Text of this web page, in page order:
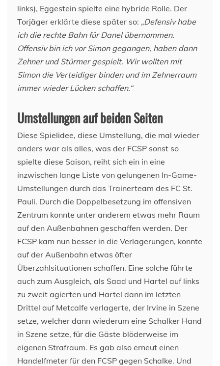
links), Eggestein spielte eine hybride Rolle. Der
Torjäger erklärte diese später so: „Defensiv habe
ich die rechte Bahn für Danel übernommen.
Offensiv bin ich vor Simon gegangen, haben dann
Zehner und Stürmer gespielt. Wir wollten mit
Simon die Verteidiger binden und im Zehnerraum
immer wieder Lücken schaffen.“
Umstellungen auf beiden Seiten
Diese Spielidee, diese Umstellung, die mal wieder
anders war als alles, was der FCSP sonst so
spielte diese Saison, reiht sich ein in eine
inzwischen lange Liste von gelungenen In-Game-
Umstellungen durch das Trainerteam des FC St.
Pauli. Durch die Doppelbesetzung im offensiven
Zentrum konnte unter anderem etwas mehr Raum
auf den Außenbahnen geschaffen werden. Der
FCSP kam nun besser in die Verlagerungen, konnte
auf der Außenbahn etwas öfter
Überzahlsituationen schaffen. Eine solche führte
auch zum Ausgleich, als Saad und Hartel auf links
zu zweit agierten und Hartel dann im letzten
Drittel auf Metcalfe verlagerte, der Irvine in Szene
setze, welcher dann wiederum eine Schalker Hand
in Szene setze, für die Gäste blöderweise im
eigenen Strafraum. Es gab also erneut einen
Handelfmeter für den FCSP gegen Schalke. Und